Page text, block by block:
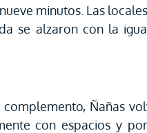
minutos. Las
se alzaron con la
Ñañas
con espacios y